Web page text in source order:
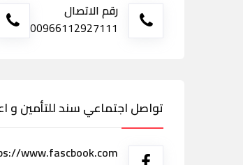
رقم الاتصال
00966112927111
تواصل اجتماعي سند للتأمين و
www.fascbook.com